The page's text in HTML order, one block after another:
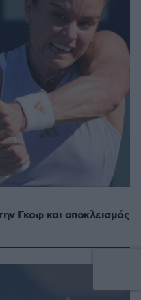
Γκοφ και αποκλεισμός